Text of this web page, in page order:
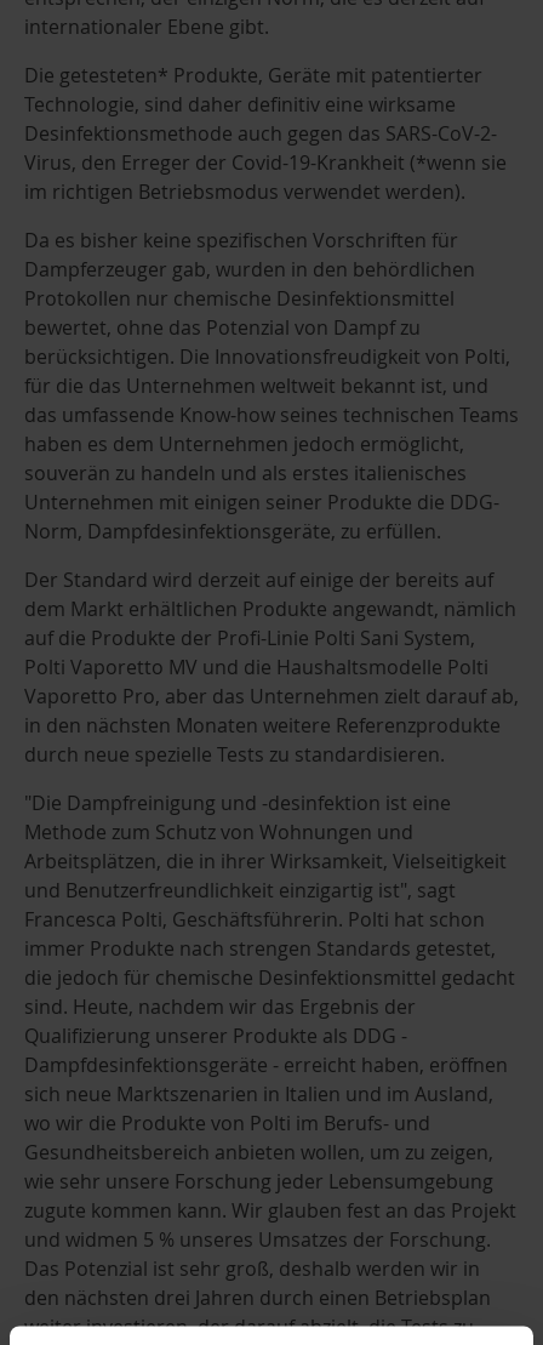
internationaler Ebene gibt.
Die getesteten* Produkte, Geräte mit patentierter
Technologie, sind daher definitiv eine wirksame
Desinfektionsmethode auch gegen das SARS-CoV-2-
Virus, den Erreger der Covid-19-Krankheit (*wenn sie
im richtigen Betriebsmodus verwendet werden).
Da es bisher keine spezifischen Vorschriften für
Dampferzeuger gab, wurden in den behördlichen
Protokollen nur chemische Desinfektionsmittel
bewertet, ohne das Potenzial von Dampf zu
berücksichtigen. Die Innovationsfreudigkeit von Polti,
für die das Unternehmen weltweit bekannt ist, und
das umfassende Know-how seines technischen Teams
haben es dem Unternehmen jedoch ermöglicht,
souverän zu handeln und als erstes italienisches
Unternehmen mit einigen seiner Produkte die DDG-
Norm, Dampfdesinfektionsgeräte, zu erfüllen.
Der Standard wird derzeit auf einige der bereits auf
dem Markt erhältlichen Produkte angewandt, nämlich
auf die Produkte der Profi-Linie Polti Sani System,
Polti Vaporetto MV und die Haushaltsmodelle Polti
Vaporetto Pro, aber das Unternehmen zielt darauf ab,
in den nächsten Monaten weitere Referenzprodukte
durch neue spezielle Tests zu standardisieren.
"Die Dampfreinigung und -desinfektion ist eine
Methode zum Schutz von Wohnungen und
Arbeitsplätzen, die in ihrer Wirksamkeit, Vielseitigkeit
und Benutzerfreundlichkeit einzigartig ist", sagt
Francesca Polti, Geschäftsführerin. Polti hat schon
immer Produkte nach strengen Standards getestet,
die jedoch für chemische Desinfektionsmittel gedacht
sind. Heute, nachdem wir das Ergebnis der
Qualifizierung unserer Produkte als DDG -
Dampfdesinfektionsgeräte - erreicht haben, eröffnen
sich neue Marktszenarien in Italien und im Ausland,
wo wir die Produkte von Polti im Berufs- und
Gesundheitsbereich anbieten wollen, um zu zeigen,
wie sehr unsere Forschung jeder Lebensumgebung
zugute kommen kann. Wir glauben fest an das Projekt
und widmen 5 % unseres Umsatzes der Forschung.
Das Potenzial ist sehr groß, deshalb werden wir in
den nächsten drei Jahren durch einen Betriebsplan
weiter investieren, der darauf abzielt, die Tests zu